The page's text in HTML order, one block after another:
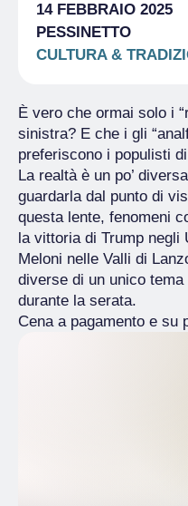
14 FEBBRAIO 2025
PESSINETTO
CULTURA &
È vero che ormai solo i
sinistra? E che i gli
preferiscono i populisti
La realtà è un po’
guardarla dal punto di
questa lente, fenomeni
la vittoria di Trump negli
Meloni nelle Valli di
diverse di un unico
durante la serata.
Cena a pagamento e su